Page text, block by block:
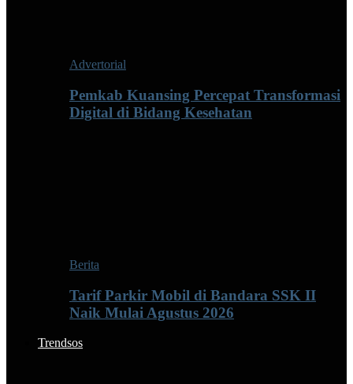
Advertorial
Pemkab Kuansing Percepat Transformasi
Digital di Bidang Kesehatan
Berita
Tarif Parkir Mobil di Bandara SSK II
Naik Mulai Agustus 2026
Trendsos